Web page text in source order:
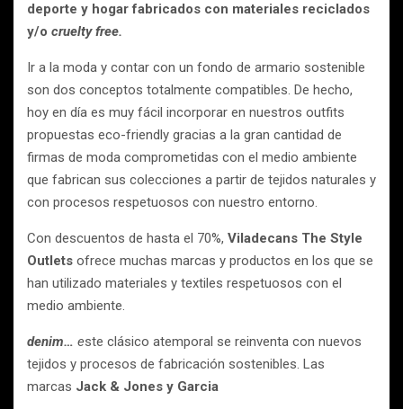
deporte y hogar fabricados con materiales reciclados
y/o cruelty free.
Ir a la moda y contar con un fondo de armario sostenible
son dos conceptos totalmente compatibles. De hecho,
hoy en día es muy fácil incorporar en nuestros outfits
propuestas eco-friendly gracias a la gran cantidad de
firmas de moda comprometidas con el medio ambiente
que fabrican sus colecciones a partir de tejidos naturales y
con procesos respetuosos con nuestro entorno.
Con descuentos de hasta el 70%, Viladecans The Style
Outlets ofrece muchas marcas y productos en los que se
han utilizado materiales y textiles respetuosos con el
medio ambiente.
denim… este clásico atemporal se reinventa con nuevos
tejidos y procesos de fabricación sostenibles. Las
marcas Jack & Jones y Garcia